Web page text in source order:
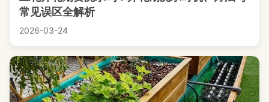
常见误区全解析
2026-03-24